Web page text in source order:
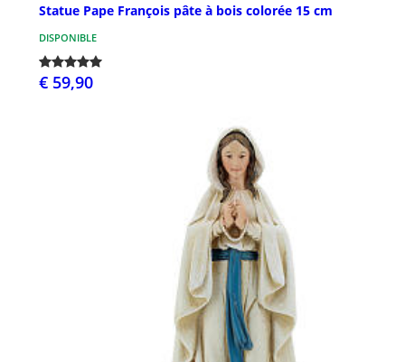
Statue Pape François pâte à bois colorée 15 cm
DISPONIBLE
€ 59,90